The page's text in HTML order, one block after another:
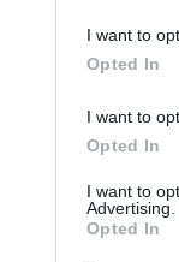
I want to
Opted In
I want to
Opted In
I want to
Advertising.
Opted In